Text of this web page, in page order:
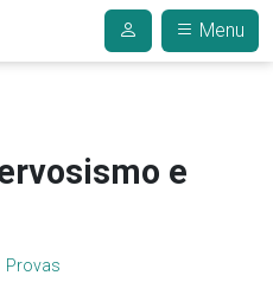
Menu
e
Provas